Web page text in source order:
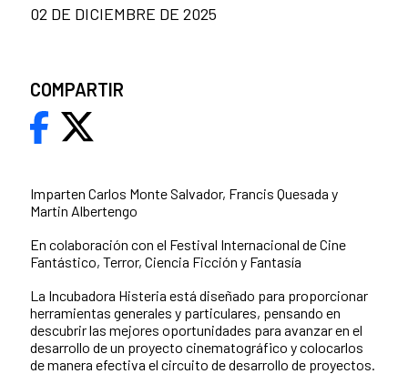
Imparten Carlos Monte Salvador, Francis Quesada y
Martin Albertengo
En colaboración con el Festival Internacional de Cine
Fantástico, Terror, Ciencia Ficción y Fantasía
La Incubadora Histeria está diseñado para proporcionar
herramientas generales y particulares, pensando en
descubrir las mejores oportunidades para avanzar en el
desarrollo de un proyecto cinematográfico y colocarlos
de manera efectiva el circuito de desarrollo de proyectos.
02 DE DICIEMBRE DE 2025
COMPARTIR